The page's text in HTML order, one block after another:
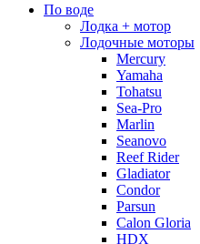
По воде
Лодка + мотор
Лодочные моторы
Mercury
Yamaha
Tohatsu
Sea-Pro
Marlin
Seanovo
Reef Rider
Gladiator
Condor
Parsun
Calon Gloria
HDX